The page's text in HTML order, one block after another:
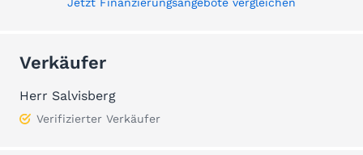
Verkäufer
Herr Salvisberg
Verifizierter Verkäufer